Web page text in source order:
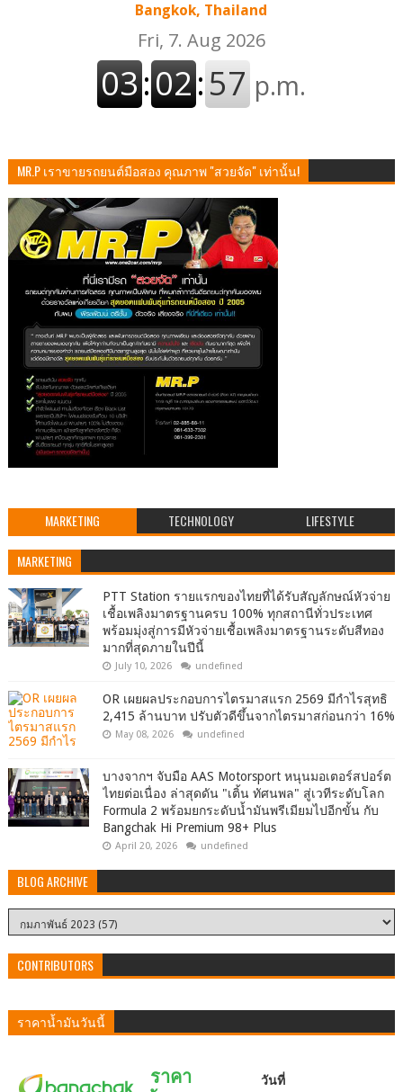
Bangkok, Thailand
MR.P เราขายรถยนต์มือสอง คุณภาพ "สวยจัด" เท่านั้น!
MARKETING TECHNOLOGY LIFESTYLE
MARKETING
PTT Station รายแรกของไทยที่ได้รับสัญลักษณ์หัวจ่าย
เชื้อเพลิงมาตรฐานครบ 100% ทุกสถานีทั่วประเทศ
พร้อมมุ่งสู่การมีหัวจ่ายเชื้อเพลิงมาตรฐานระดับสีทอง
มากที่สุดภายในปีนี้
July 10, 2026 undefined
OR เผยผลประกอบการไตรมาสแรก 2569 มีกำไรสุทธิ
2,415 ล้านบาท ปรับตัวดีขึ้นจากไตรมาสก่อนกว่า 16%
May 08, 2026 undefined
บางจากฯ จับมือ AAS Motorsport หนุนมอเตอร์สปอร์ต
ไทยต่อเนื่อง ล่าสุดดัน "เติ้น ทัศนพล" สู่เวทีระดับโลก
Formula 2 พร้อมยกระดับน้ำมันพรีเมียมไปอีกขั้น กับ
Bangchak Hi Premium 98+ Plus
April 20, 2026 undefined
BLOG ARCHIVE
CONTRIBUTORS
ราคาน้ำมันวันนี้